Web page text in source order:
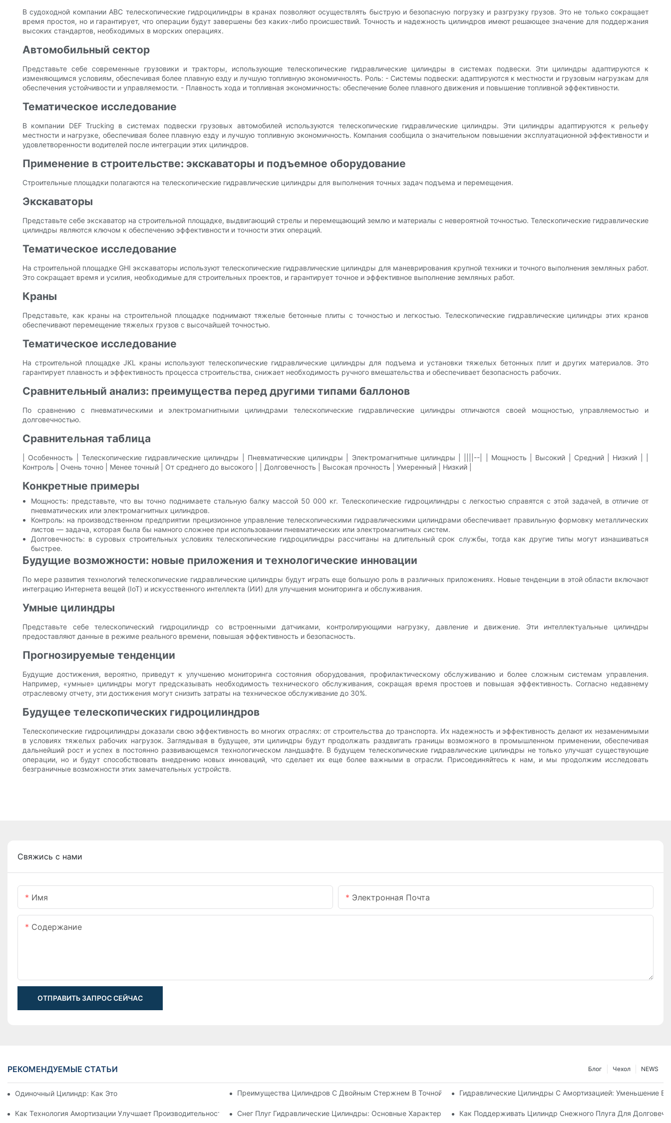
В судоходной компании ABC телескопические гидроцилиндры в кранах позволяют осуществлять быструю и безопасную погрузку и разгрузку грузов. Это не только сокращает
время простоя, но и гарантирует, что операции будут завершены без каких-либо происшествий. Точность и надежность цилиндров имеют решающее значение для поддержания
высоких стандартов, необходимых в морских операциях.
Автомобильный сектор
Представьте себе современные грузовики и тракторы, использующие телескопические гидравлические цилиндры в системах подвески. Эти цилиндры адаптируются к
изменяющимся условиям, обеспечивая более плавную езду и лучшую топливную экономичность. Роль: - Системы подвески: адаптируются к местности и грузовым нагрузкам для
обеспечения устойчивости и управляемости. - Плавность хода и топливная экономичность: обеспечение более плавного движения и повышение топливной эффективности.
Тематическое исследование
В компании DEF Trucking в системах подвески грузовых автомобилей используются телескопические гидравлические цилиндры. Эти цилиндры адаптируются к рельефу
местности и нагрузке, обеспечивая более плавную езду и лучшую топливную экономичность. Компания сообщила о значительном повышении эксплуатационной эффективности и
удовлетворенности водителей после интеграции этих цилиндров.
Применение в строительстве: экскаваторы и подъемное оборудование
Строительные площадки полагаются на телескопические гидравлические цилиндры для выполнения точных задач подъема и перемещения.
Экскаваторы
Представьте себе экскаватор на строительной площадке, выдвигающий стрелы и перемещающий землю и материалы с невероятной точностью. Телескопические гидравлические
цилиндры являются ключом к обеспечению эффективности и точности этих операций.
Тематическое исследование
На строительной площадке GHI экскаваторы используют телескопические гидравлические цилиндры для маневрирования крупной техники и точного выполнения земляных работ.
Это сокращает время и усилия, необходимые для строительных проектов, и гарантирует точное и эффективное выполнение земляных работ.
Краны
Представьте, как краны на строительной площадке поднимают тяжелые бетонные плиты с точностью и легкостью. Телескопические гидравлические цилиндры этих кранов
обеспечивают перемещение тяжелых грузов с высочайшей точностью.
Тематическое исследование
На строительной площадке JKL краны используют телескопические гидравлические цилиндры для подъема и установки тяжелых бетонных плит и других материалов. Это
гарантирует плавность и эффективность процесса строительства, снижает необходимость ручного вмешательства и обеспечивает безопасность рабочих.
Сравнительный анализ: преимущества перед другими типами баллонов
По сравнению с пневматическими и электромагнитными цилиндрами телескопические гидравлические цилиндры отличаются своей мощностью, управляемостью и
долговечностью.
Сравнительная таблица
| Особенность | Телескопические гидравлические цилиндры | Пневматические цилиндры | Электромагнитные цилиндры | ||||--| | Мощность | Высокий | Средний | Низкий | |
Контроль | Очень точно | Менее точный | От среднего до высокого | | Долговечность | Высокая прочность | Умеренный | Низкий |
Конкретные примеры
Мощность: представьте, что вы точно поднимаете стальную балку массой 50 000 кг. Телескопические гидроцилиндры с легкостью справятся с этой задачей, в отличие от
пневматических или электромагнитных цилиндров.
Контроль: на производственном предприятии прецизионное управление телескопическими гидравлическими цилиндрами обеспечивает правильную формовку металлических
листов — задача, которая была бы намного сложнее при использовании пневматических или электромагнитных систем.
Долговечность: в суровых строительных условиях телескопические гидроцилиндры рассчитаны на длительный срок службы, тогда как другие типы могут изнашиваться
быстрее.
Будущие возможности: новые приложения и технологические инновации
По мере развития технологий телескопические гидравлические цилиндры будут играть еще большую роль в различных приложениях. Новые тенденции в этой области включают
интеграцию Интернета вещей (IoT) и искусственного интеллекта (ИИ) для улучшения мониторинга и обслуживания.
Умные цилиндры
Представьте себе телескопический гидроцилиндр со встроенными датчиками, контролирующими нагрузку, давление и движение. Эти интеллектуальные цилиндры
предоставляют данные в режиме реального времени, повышая эффективность и безопасность.
Прогнозируемые тенденции
Будущие достижения, вероятно, приведут к улучшению мониторинга состояния оборудования, профилактическому обслуживанию и более сложным системам управления.
Например, «умные» цилиндры могут предсказывать необходимость технического обслуживания, сокращая время простоев и повышая эффективность. Согласно недавнему
отраслевому отчету, эти достижения могут снизить затраты на техническое обслуживание до 30%.
Будущее телескопических гидроцилиндров
Телескопические гидроцилиндры доказали свою эффективность во многих отраслях: от строительства до транспорта. Их надежность и эффективность делают их незаменимыми
в условиях тяжелых рабочих нагрузок. Заглядывая в будущее, эти цилиндры будут продолжать раздвигать границы возможного в промышленном применении, обеспечивая
дальнейший рост и успех в постоянно развивающемся технологическом ландшафте. В будущем телескопические гидравлические цилиндры не только улучшат существующие
операции, но и будут способствовать внедрению новых инноваций, что сделает их еще более важными в отрасли. Присоединяйтесь к нам, и мы продолжим исследовать
безграничные возможности этих замечательных устройств.
Свяжись с нами
Имя Электронная Почта
Содержание
ОТПРАВИТЬ ЗАПРОС СЕЙЧАС
РЕКОМЕНДУЕМЫЕ СТАТЬИ NEWS
Чехол
Блог
Одиночный Цилиндр: Как Это Работает & Общие Приложения Преимущества Цилиндров С Двойным Стержнем В Точной МашинеГидравлические Цилиндры С Амортизацией: Уменьшение
Как Технология Амортизации Улучшает Производительность Гидравлического ЦилиндраСнег Плуг Гидравлические Цилиндры: Основные Характеристики Для Суровых Зимних Условиях
Как Поддерживать Цилиндр Снежного Плуга Для